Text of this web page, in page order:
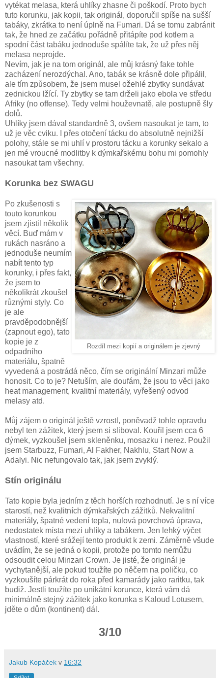
vytékat melasa, která uhlíky zhasne či poškodí. Proto bych
tuto korunku, jak kopii, tak originál, doporučil spíše na sušší
tabáky, zkrátka to není úplně na Fumari. Dá se tomu zabránit
tak, že hned ze začátku pořádně přitápíte pod kotlem a
spodní část tabáku jednoduše spálíte tak, že už přes něj
melasa neprojde.
Nevím, jak je na tom originál, ale můj krásný fake tohle
zacházení nerozdýchal. Ano, tabák se krásně dole připálil,
ale tím způsobem, že jsem musel ožehlé zbytky sundávat
zednickou lžící. Ty zbytky se tam drželi jako ebola ve středu
Afriky (no offense). Tedy velmi houževnatě, ale postupně šly
dolů.
Uhlíky jsem dával standardně 3, ovšem nasoukat je tam, to
už je věc cviku. I přes otočení tácku do absolutně nejnižší
polohy, stále se mi uhlí v prostoru tácku a korunky sekalo a
jen mé vroucné modlitby k dýmkařskému bohu mi pomohly
nasoukat tam všechny.
Korunka bez SWAGU
Rozdíl mezi kopií a originálem je zjevný
Po zkušenosti s
touto korunkou
jsem zjistil několik
věcí. Buď mám v
rukách nasráno a
jednoduše neumím
nabít tento typ
korunky, i přes fakt,
že jsem to
několikrát zkoušel
různými styly. Co
je ale
pravděpodobnější
(zapnout ego), tato
kopie je z
odpadního
materiálu, špatně
vyvedená a postrádá něco, čím se originální Minzari může
honosit. Co to je? Netuším, ale doufám, že jsou to věci jako
heat management, kvalitní materiály, vyřešený odvod
melasy atd.
Můj zájem o originál ještě vzrostl, poněvadž tohle opravdu
nebyl ten zážitek, který jsem si sliboval. Kouřil jsem cca 6
dýmek, vyzkoušel jsem skleněnku, mosazku i nerez. Použil
jsem Starbuzz, Fumari, Al Fakher, Nakhlu, Start Now a
Adalyi. Nic nefungovalo tak, jak jsem zvyklý.
Stín originálu
Tato kopie byla jedním z těch horších rozhodnutí. Je s ní více
starostí, než kvalitních dýmkařských zážitků. Nekvalitní
materiály, špatné vedení tepla, nulová povrchová úprava,
nedostatek místa mezi uhlíky a tabákem. Jen lehký výčet
vlastností, které srážejí tento produkt k zemi. Záměrně všude
uvádím, že se jedná o kopii, protože po tomto nemůžu
odsoudit celou Minzari Crown. Je jisté, že originál je
vychytanější, ale pokud toužíte po něčem na poličku, co
vyzkoušíte párkrát do roka před kamarády jako raritku, tak
budiž. Jestli toužíte po unikátní korunce, která vám dá
minimálně stejný zážitek jako korunka s Kaloud Lotusem,
jděte o dům (kontinent) dál.
3/10
Jakub Kopáček v 16:32